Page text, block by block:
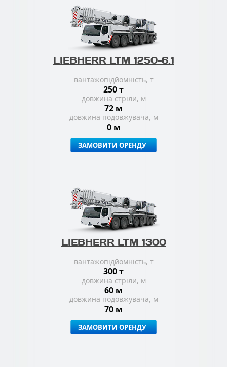
LIEBHERR LTM 1250-6.1
вантажопідйомність, т
250 т
довжина стріли, м
72 м
довжина подовжувача, м
0 м
ЗАМОВИТИ ОРЕНДУ
LIEBHERR LTM 1300
вантажопідйомність, т
300 т
довжина стріли, м
60 м
довжина подовжувача, м
70 м
ЗАМОВИТИ ОРЕНДУ